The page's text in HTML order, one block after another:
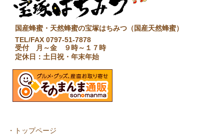
国産蜂蜜・天然蜂蜜の宝塚はちみつ（国産天然蜂蜜）
TEL/FAX 0797-51-7878
受付 月～金 ９時～１７時
定休日：土日祝・年末年始
・
トップページ